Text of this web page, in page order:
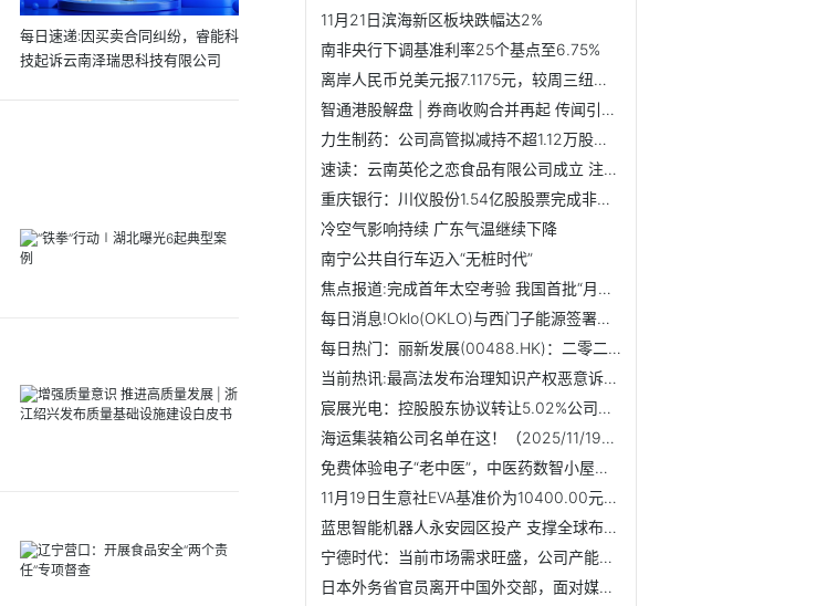
每日速递:因买卖合同纠纷，睿能科
技起诉云南泽瑞思科技有限公司
11月21日滨海新区板块跌幅达2%
南非央行下调基准利率25个基点至6.75%
离岸人民币兑美元报7.1175元，较周三纽约尾盘涨1点_焦点短讯
智通港股解盘 | 券商收购合并再起 传闻引发地产走强
力生制药：公司高管拟减持不超1.12万股公司股份
速读：云南英伦之恋食品有限公司成立 注册资本300万人民币
重庆银行：川仪股份1.54亿股股票完成非交易过户
冷空气影响持续 广东气温继续下降
南宁公共自行车迈入“无桩时代”
焦点报道:完成首年太空考验 我国首批“月壤砖”状态良好
每日消息!Oklo(OKLO)与西门子能源签署电力转换系统设计协议 ...
每日热门：丽新发展(00488.HK)：二零二五年十二月十九日股东...
当前热讯:最高法发布治理知识产权恶意诉讼典型案例
宸展光电：控股股东协议转让5.02%公司股份|最资讯
海运集装箱公司名单在这！（2025/11/19）|快播
免费体验电子“老中医”，中医药数智小屋亮相首都机场|热点评
11月19日生意社EVA基准价为10400.00元/吨_焦点简讯
蓝思智能机器人永安园区投产 支撑全球布局_当前热讯
宁德时代：当前市场需求旺盛，公司产能利用率饱满-新资讯
日本外务省官员离开中国外交部，面对媒体提问未给出任何表态-...